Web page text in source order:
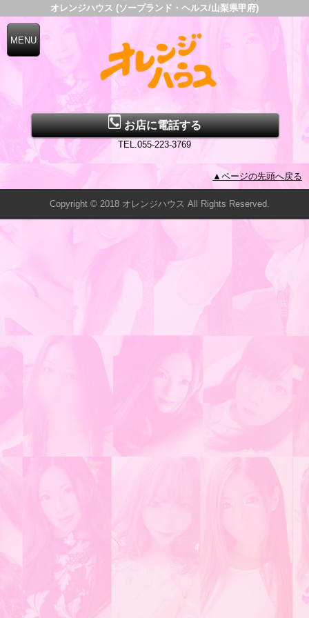
オレンジハウス (ソープランド・ヘルス/山梨県甲府)
お店に電話する
TEL.055-223-3769
▲ページの先頭へ戻る
Copyright © 2018 オレンジハウス All Rights Reserved.